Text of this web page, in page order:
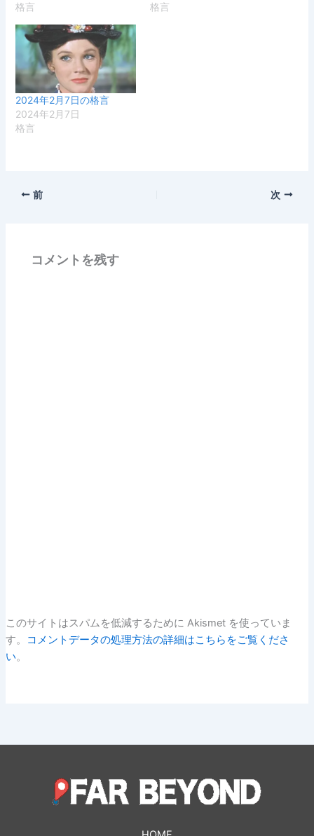
格言
格言
2024年2月7日の格言
2024年2月7日
格言
前 次
コメントを残す
このサイトはスパムを低減するために Akismet を使っていま
す。
コメントデータの処理方法の詳細はこちらをご覧くださ
い。